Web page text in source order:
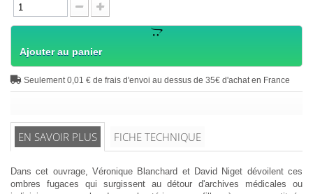
Ajouter au panier
Seulement 0,01 € de frais d'envoi au dessus de 35€ d'achat en France
EN SAVOIR PLUS FICHE TECHNIQUE
Dans cet ouvrage, Véronique Blanchard et David Niget dévoilent ces
ombres fugaces qui surgissent au détour d'archives médicales ou